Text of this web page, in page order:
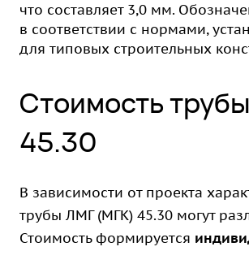
что составляет 3,0 мм.
в соответствии с нормами,
для типовых строительных
Стоимость
45.30
В зависимости от проекта
трубы ЛМГ (МГК) 45.30 могут
Стоимость формируется